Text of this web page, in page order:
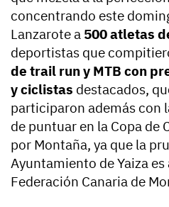
concentrando este
Lanzarote a 500 atletas
deportistas que
de trail run y MTB con
y ciclistas destacados,
participaron además con
de puntuar en la Copa de
por Montaña, ya que la
Ayuntamiento de Yaiza es
Federación Canaria de